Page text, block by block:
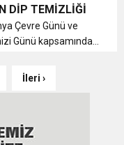
çalışmalar
bir operasyona
Ö...
DİP TEMİZLİĞİ
Çevre Günü ve
Günü kapsamında
bir etkinlik
İleri ›